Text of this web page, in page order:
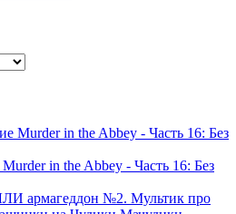
in the Abbey - Часть 16: Без